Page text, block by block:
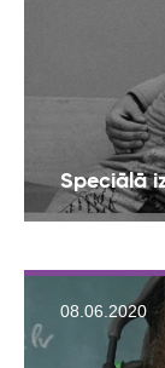
Speciālā
08.06.2020